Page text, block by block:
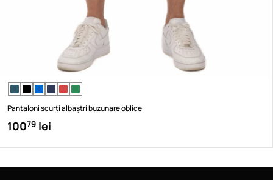
Pantaloni scurți albaștri buzunare oblice
10079 lei